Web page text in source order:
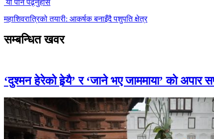
यो पनि पढ्नुहोस
महाशिवरात्रिको तयारी: आकर्षक बनाइँदै पशुपति क्षेत्र
सम्बन्धित खवर
‘दुश्मन हेरेको हेर्‍यै’ र ‘जाने भए जाममाया’ काे